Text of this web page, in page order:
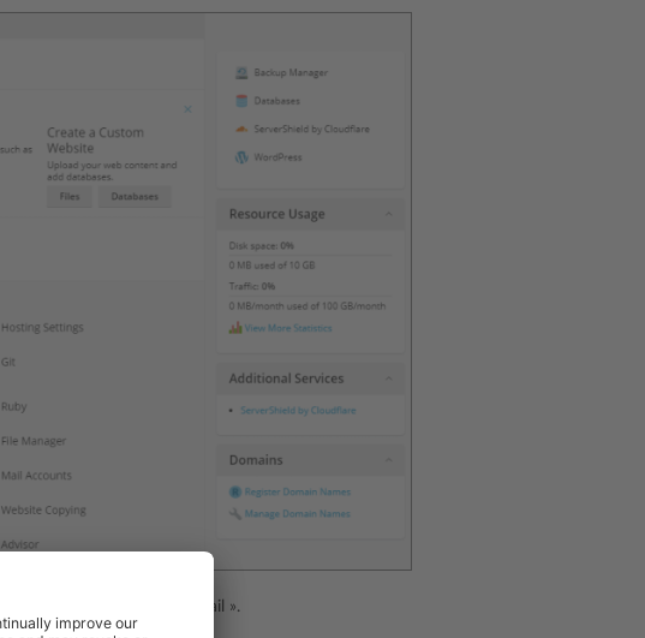
> champ « Adresse mail ».